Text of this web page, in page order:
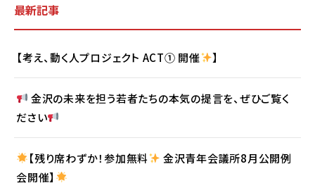
最新記事
【考え、動く人プロジェクト ACT① 開催 】
金沢の未来を担う若者たちの本気の提言を、ぜひご覧く
ださい
【残り席わずか！参加無料
金沢青年会議所8月公開例
会開催】